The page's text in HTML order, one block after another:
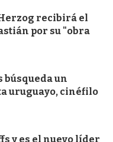
recibirá el
por su "obra
búsqueda un
uruguayo, cinéfilo
y es el nuevo líder